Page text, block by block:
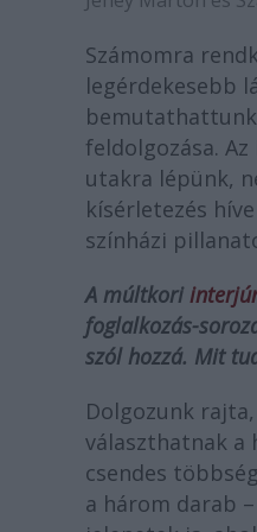
Számomra
legérdekesebb
feldolgozása.
utakra lépünk,
kísérletezés
színházi
A múltkori
foglalkozás-
szól hozzá. Mit
Dolgozunk
választhatnak a
csendes
a három darab